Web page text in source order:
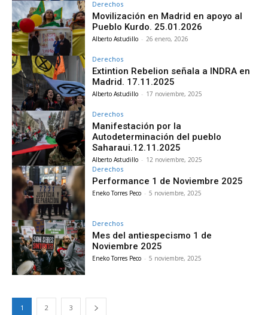
Derechos
Movilización en Madrid en apoyo al
Pueblo Kurdo. 25.01.2026
Alberto Astudillo - 26 enero, 2026
Derechos
Extintion Rebelion señala a INDRA en
Madrid. 17.11.2025
Alberto Astudillo - 17 noviembre, 2025
Derechos
Manifestación por la
Autodeterminación del pueblo
Saharaui.12.11.2025
Alberto Astudillo - 12 noviembre, 2025
Derechos
Performance 1 de Noviembre 2025
Eneko Torres Peco - 5 noviembre, 2025
Derechos
Mes del antiespecismo 1 de
Noviembre 2025
Eneko Torres Peco - 5 noviembre, 2025
1 2 3